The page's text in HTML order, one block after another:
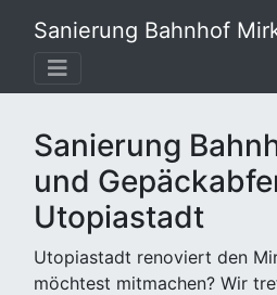
Sanierung Bahnhof
Sanierung
und
Utopiastadt
Utopiastadt renoviert den
möchtest mitmachen? Wir